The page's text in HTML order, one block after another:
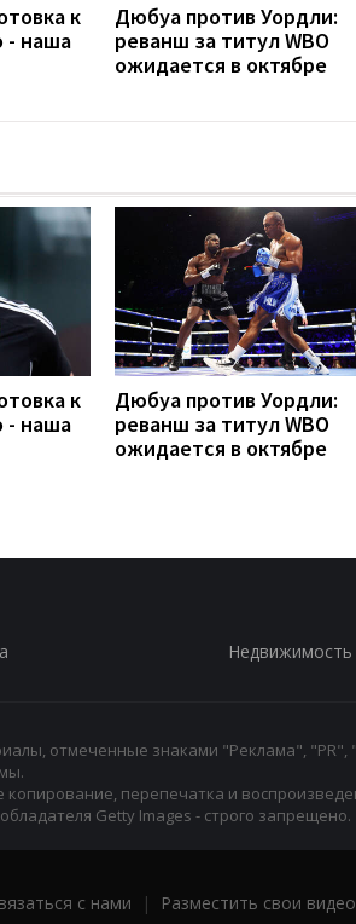
к
- наша
Дюбуа против Уордли:
реванш за титул WBO
ожидается в октябре
к
- наша
Дюбуа против Уордли:
реванш за титул WBO
ожидается в октябре
Недвижимость
отмеченные знаками "Реклама",
перепечатка и
Getty Images - строго запрещено.
с нами | Разместить свои